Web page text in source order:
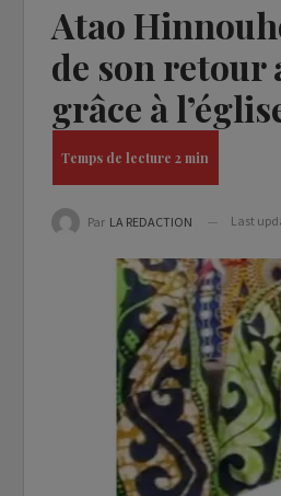
Atao
de son retour
grâce à
Par LA REDACTION Last